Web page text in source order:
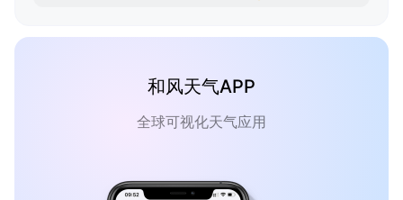
和风天气APP
全球可视化天气应用